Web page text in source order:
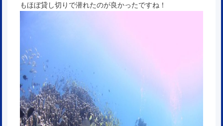
もほぼ貸し切りで潜れたのが良かったですね！